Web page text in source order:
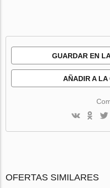
GUARDAR EN
AÑADIR A LA
OFERTAS SIMILARES